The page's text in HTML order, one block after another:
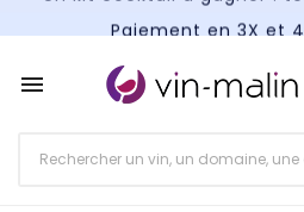
Paiement en 3X et
Paiement en 3X et
